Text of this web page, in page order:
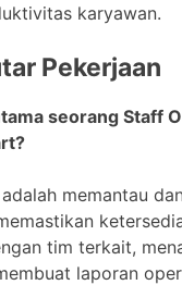
karyawan.
Pekerjaan
seorang Staff
memantau
tim terkait,
laporan